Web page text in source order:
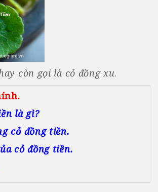
còn gọi là cỏ đồng xu.
là gì?
cỏ đồng tiền.
cỏ đồng tiền.